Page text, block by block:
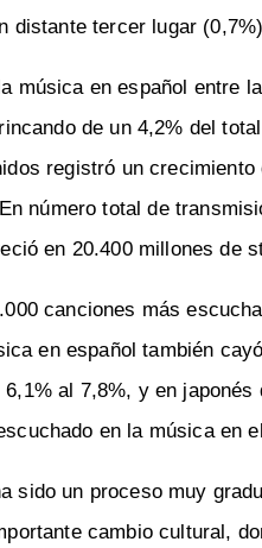
distante tercer lugar
música en español entre
de un 4,2% del
registró un crecimiento
número total de
en 20.400 millones de
canciones más
en español también
al 7,8%, y en
en la música en
un proceso muy
cambio cultural,